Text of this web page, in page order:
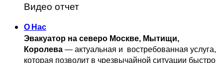
Видео отчет
О Нас
Эвакуатор на северо Москве, Мытищи,
Королева — актуальная и востребованная услуга,